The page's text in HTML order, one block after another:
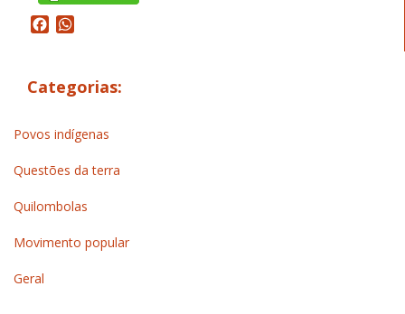
Facebook
Categorias:
Povos indígenas
Questões da terra
Quilombolas
Movimento popular
Geral